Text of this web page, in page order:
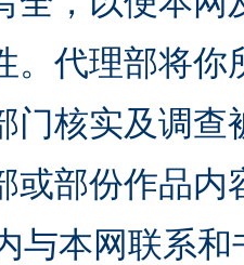
。代理部将
门核实及调
或部份作品
与本网联系